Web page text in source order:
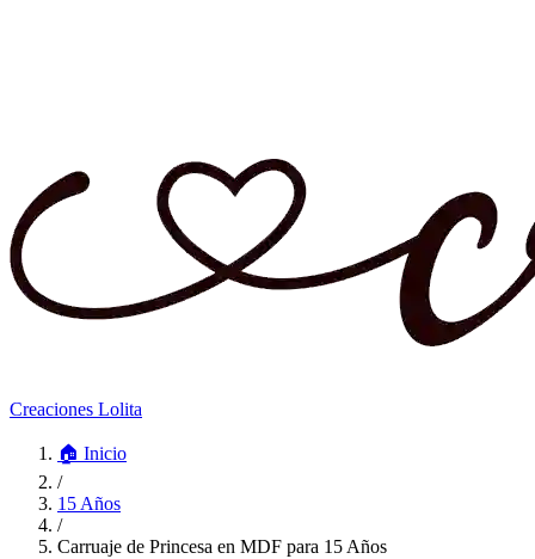
Creaciones Lolita
🏠 Inicio
/
15 Años
/
Carruaje de Princesa en MDF para 15 Años